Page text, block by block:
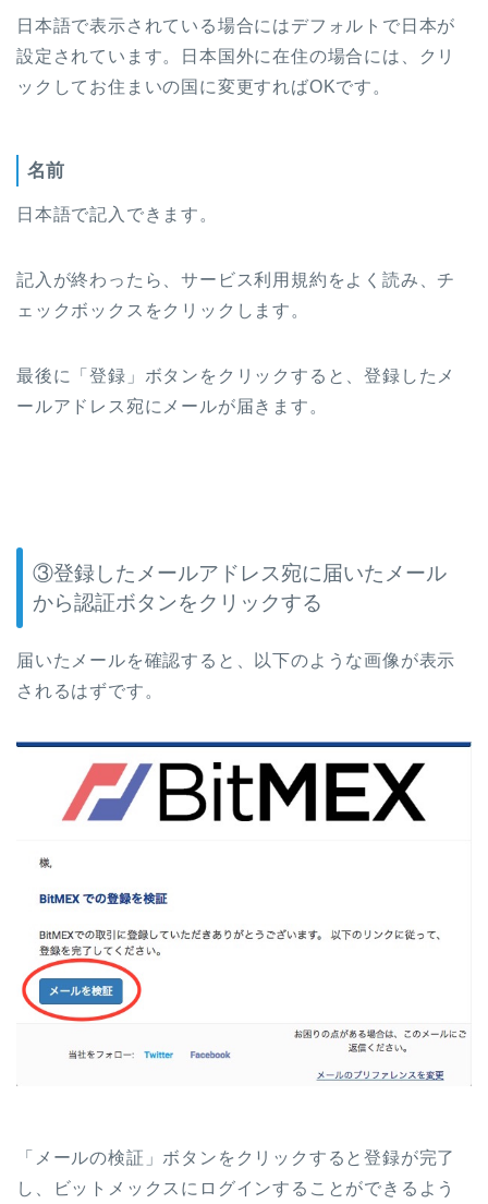
日本語で表示されている場合にはデフォルトで日本が
設定されています。日本国外に在住の場合には、クリ
ックしてお住まいの国に変更すればOKです。
名前
日本語で記入できます。
記入が終わったら、サービス利用規約をよく読み、チ
ェックボックスをクリックします。
最後に「登録」ボタンをクリックすると、登録したメ
ールアドレス宛にメールが届きます。
③登録したメールアドレス宛に届いたメール
から認証ボタンをクリックする
届いたメールを確認すると、以下のような画像が表示
されるはずです。
「メールの検証」ボタンをクリックすると登録が完了
し、ビットメックスにログインすることができるよう